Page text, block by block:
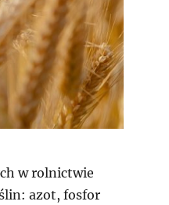
w rolnictwie
azot, fosfor